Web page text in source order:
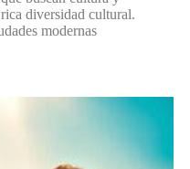
diversidad cultural.
modernas